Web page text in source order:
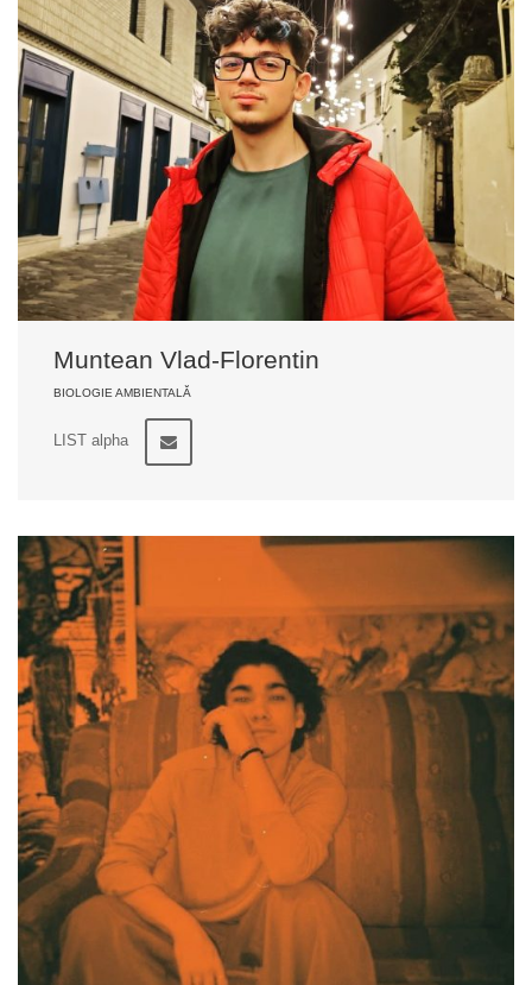
Muntean Vlad-Florentin
BIOLOGIE AMBIENTALĂ
LIST alpha